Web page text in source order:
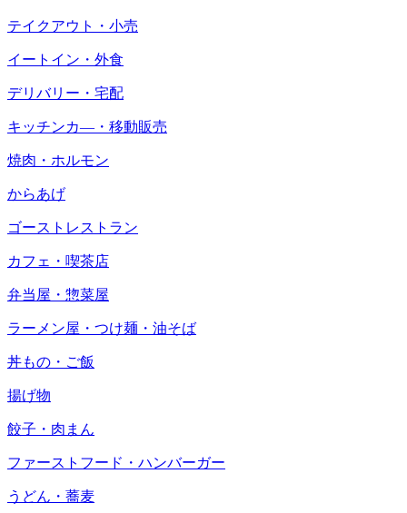
テイクアウト・小売
イートイン・外食
デリバリー・宅配
キッチンカ―・移動販売
焼肉・ホルモン
からあげ
ゴーストレストラン
カフェ・喫茶店
弁当屋・惣菜屋
ラーメン屋・つけ麺・油そば
丼もの・ご飯
揚げ物
餃子・肉まん
ファーストフード・ハンバーガー
うどん・蕎麦